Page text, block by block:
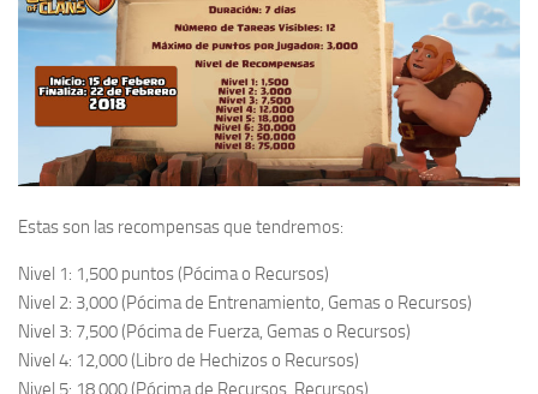
Estas son las recompensas que tendremos:
Nivel 1: 1,500 puntos (Pócima o Recursos)
Nivel 2: 3,000 (Pócima de Entrenamiento, Gemas o Recursos)
Nivel 3: 7,500 (Pócima de Fuerza, Gemas o Recursos)
Nivel 4: 12,000 (Libro de Hechizos o Recursos)
Nivel 5: 18,000 (Pócima de Recursos, Recursos)